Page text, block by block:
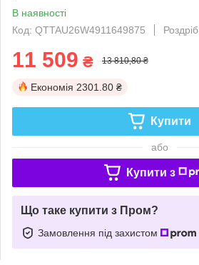
В наявності
Код: QTTAU26W4911649875
Роздріб
11 509 ₴ 13 810,80 ₴
Економія 2301.80 ₴
Купити
або
Купити з
Що таке купити з Пром?
Замовлення під захистом